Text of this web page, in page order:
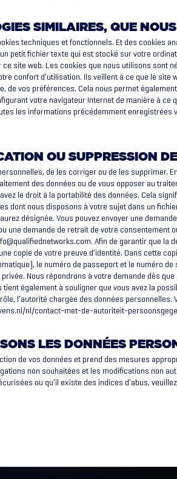
SIMILAIRES, QUE
techniques et fonctionnels. Et des cookies
petit fichier texte qui est stocké sur votre
site web. Les cookies que nous utilisons sont
confort d’utilisation. Ils veillent à ce que le site
de vos préférences. Cela nous permet
votre navigateur Internet de manière à ce
les informations précédemment enregistrées
OU SUPPRESSION
de les corriger ou de les supprimer.
des données ou de vous opposer au
le droit à la portabilité des données. Cela
dont nous disposons à votre sujet dans un
désignée. Vous pouvez envoyer une
une demande de retrait de votre consentement
. Afin de garantir que la
copie de votre preuve d’identité. Dans cette
le numéro de passeport et le numéro
Nous répondrons à votre demande dès
également à souligner que vous avez la
l’autorité chargée des données personnelles.
nl/contact-met-de-autoriteit-
LES DONNÉES
de vos données et prend des mesures
non souhaitées et les modifications non
ou qu’il existe des indices d’abus,